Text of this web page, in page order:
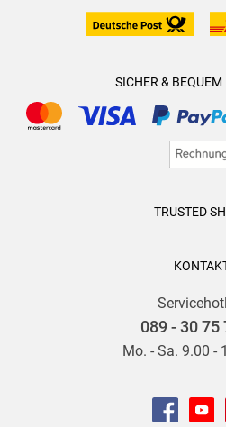
SICHER &
TRUSTED
089 - 30 75
Mo. - Sa. 9.00 -